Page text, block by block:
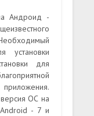
Андроид -
установки
для
ОС на
- 7 и